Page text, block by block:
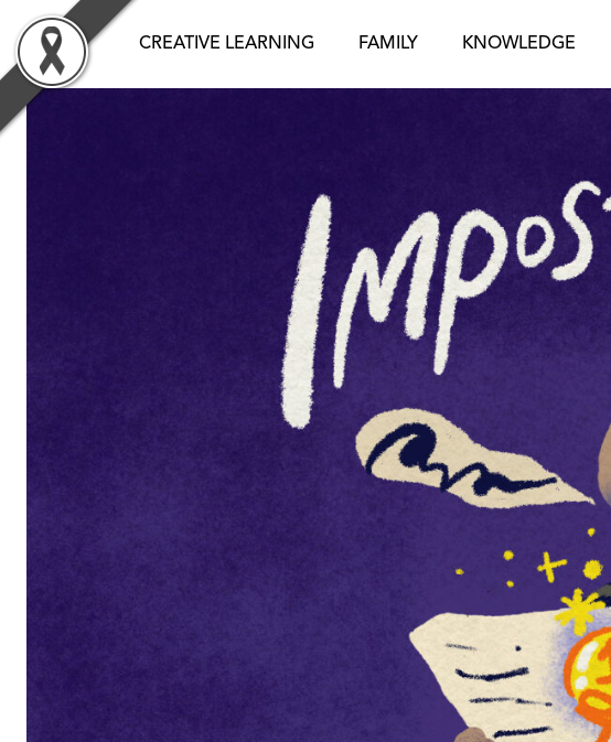
content
CREATIVE LEARNING FAMILY KNOWLEDGE